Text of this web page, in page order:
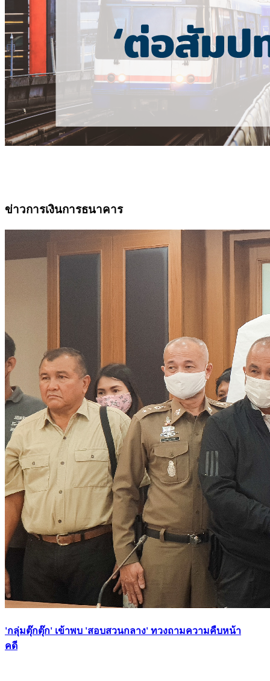
ข่าวการเงินการธนาคาร
'กลุ่มตุ๊กตุ๊ก' เข้าพบ 'สอบสวนกลาง' ทวงถามความคืบหน้า
คดี